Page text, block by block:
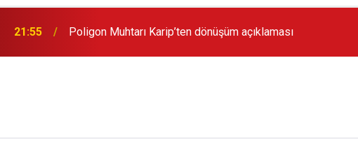
13:36 'Poligon'da İstanbul'a örnek proje gerçekleştirilecek'